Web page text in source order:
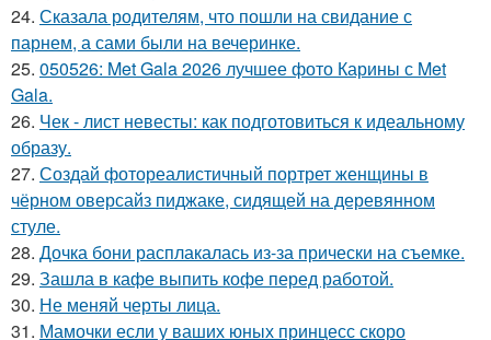
24. Сказала родителям, что пошли на свидание с
парнем, а сами были на вечеринке.
25. 050526: Met Gala 2026 лучшее фото Карины с Met
Gala.
26. Чек - лист невесты: как подготовиться к идеальному
образу.
27. Создай фотореалистичный портрет женщины в
чёрном оверсайз пиджаке, сидящей на деревянном
стуле.
28. Дочка бони расплакалась из-за прически на съемке.
29. Зашла в кафе выпить кофе перед работой.
30. Не меняй черты лица.
31. Мамочки если у ваших юных принцесс скоро